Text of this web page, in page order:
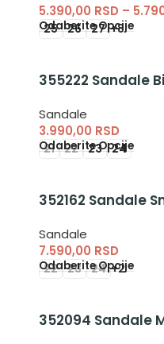
5.390,00 RSD –
Odaberite Opcije
25 26 27 +8
355222 Sandale
Sandale
3.990,00 RSD
Odaberite Opcije
21 22 23 24
352162 Sandale
Sandale
7.590,00 RSD
Odaberite Opcije
22 23 24 +2
352094 Sandale